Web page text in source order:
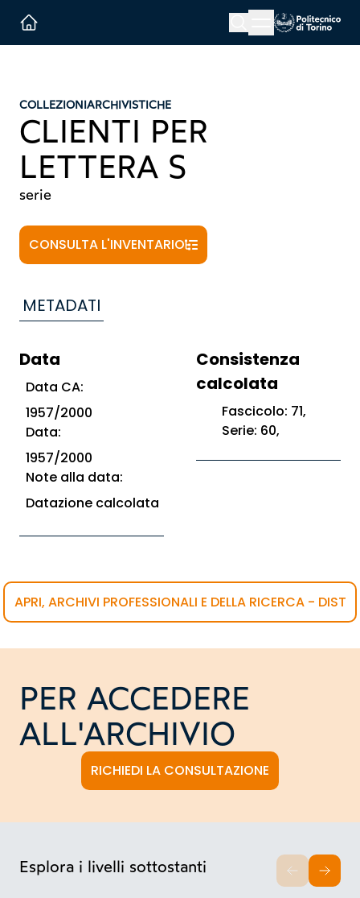
Menu button
COLLEZIONIARCHIVISTICHE
CLIENTI PER
LETTERA S
serie
CONSULTA L'INVENTARIO
METADATI
Data
Data CA:
1957/2000
Data:
1957/2000
Note alla data:
Datazione calcolata
Consistenza
calcolata
Fascicolo: 71,
Serie: 60,
APRI, ARCHIVI PROFESSIONALI E DELLA RICERCA - DIST
PER ACCEDERE
ALL'ARCHIVIO
RICHIEDI LA CONSULTAZIONE
Esplora i livelli sottostanti
INDIETRO